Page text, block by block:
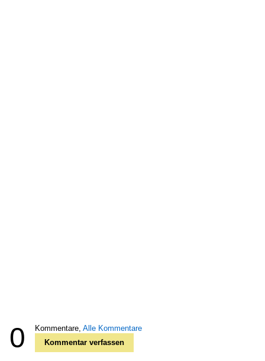
0 Kommentare, Alle Kommentare
Kommentar verfassen